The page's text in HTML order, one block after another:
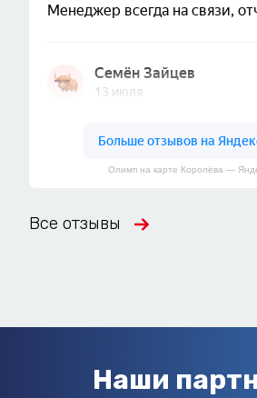
Олимп на карте Королёва —
Все отзывы
Наши